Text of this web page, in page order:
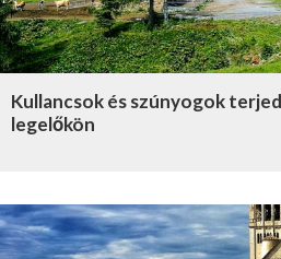
Kullancsok és szúnyogok
legelőkön